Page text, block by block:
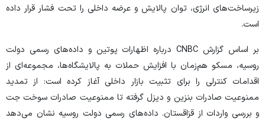
زیرساخت‌های انرژی، توان پالایش و عرضه داخلی را تحت فشار قرار داده
است.
بر اساس گزارش CNBC درباره اظهارات پوتین و داده‌های رسمی دولت
روسیه، مسکو هم‌زمان با افزایش حملات به پالایشگاه‌ها، مجموعه‌ای از
اقدامات کنترلی را برای تثبیت بازار داخلی آغاز کرده است: از تمدید
ممنوعیت صادرات بنزین و دیزل گرفته تا ممنوعیت صادرات سوخت جت
و بررسی واردات از قزاقستان. داده‌های رسمی دولت روسیه نشان می‌دهد